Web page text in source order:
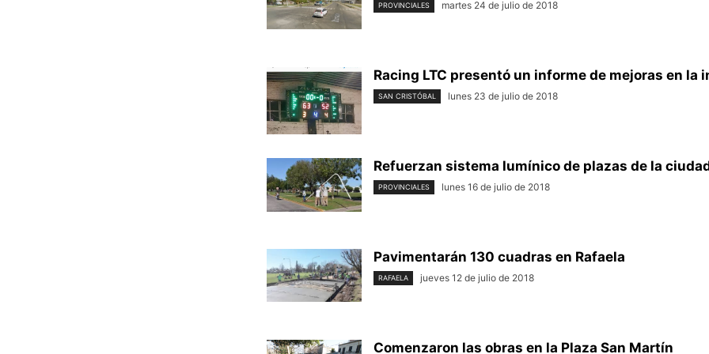
PROVINCIALES martes 24 de julio de 2018
Racing LTC presentó un informe de mejoras en la
SAN CRISTÓBAL lunes 23 de julio de 2018
Refuerzan sistema lumínico de plazas de la
PROVINCIALES lunes 16 de julio de 2018
Pavimentarán 130 cuadras en Rafaela
RAFAELA jueves 12 de julio de 2018
Comenzaron las obras en la Plaza San Martín